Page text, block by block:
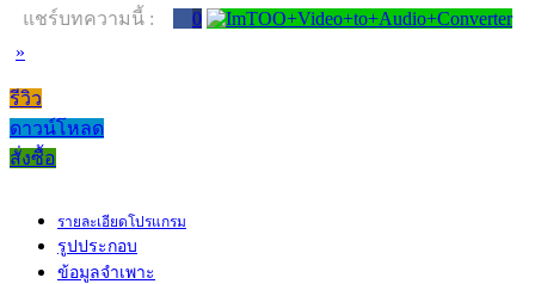
แชร์บทความนี้ :
0
»
รีวิว
ดาวน์โหลด
สั่งซื้อ
รายละเอียดโปรแกรม
รูปประกอบ
ข้อมูลจำเพาะ